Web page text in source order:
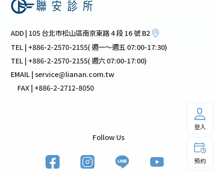
ADD | 105 台北市松山區南京東路 4 段 16 號 B2
TEL | +886-2-2570-2155( 週一～週五 07:00-17:30)
TEL | +886-2-2570-2155( 週六 07:00-17:00)
EMAIL | service@lianan.com.tw
FAX | +886-2-2712-8050
Follow Us
登入
預約